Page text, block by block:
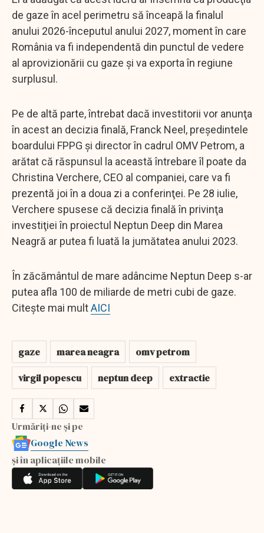
de gaze în acel perimetru să înceapă la finalul
anului 2026-începutul anului 2027, moment în care
România va fi independentă din punctul de vedere
al aprovizionării cu gaze şi va exporta în regiune
surplusul.
Pe de altă parte, întrebat dacă investitorii vor anunţa
în acest an decizia finală, Franck Neel, preşedintele
boardului FPPG şi director în cadrul OMV Petrom, a
arătat că răspunsul la această întrebare îl poate da
Christina Verchere, CEO al companiei, care va fi
prezentă joi în a doua zi a conferinţei. Pe 28 iulie,
Verchere spusese că decizia finală în privinţa
investiţiei în proiectul Neptun Deep din Marea
Neagră ar putea fi luată la jumătatea anului 2023.
În zăcământul de mare adâncime Neptun Deep s-ar
putea afla 100 de miliarde de metri cubi de gaze.
Citește mai multAICI
gaze marea neagra
omv petrom
virgil popescu
neptun deep extractie
Urmăriți-ne și pe
Google News
și în aplicațiile mobile